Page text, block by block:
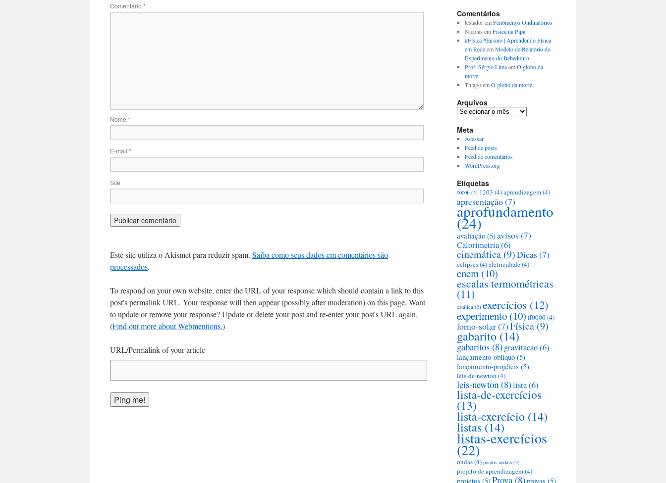
Comentário *
Nome *
E-mail *
Site
Este site utiliza o Akismet para reduzir spam. Saiba como seus dados em comentários são
processados.
To respond on your own website, enter the URL of your response which should contain a link to this
post's permalink URL. Your response will then appear (possibly after moderation) on this page. Want
to update or remove your response? Update or delete your post and re-enter your post's URL again.
(Find out more about Webmentions.)
URL/Permalink of your article
Comentários
testadoremFenômenos Ondulatórios
Nicolas emFisica na Pipa
#Física #Ensino | Aprendendo Física
em RedeemModelo de Relatório do
Experimento do Bebedouro
Prof. Sérgio LimaemO globo da
morte
ThiagoemO globo da morte
Arquivos
Arquivos
Meta
Acessar
Feed de posts
Feed de comentários
WordPress.org
Etiquetas
0000ff(3) 1203 (4)aprendizagem(4)
apresentação(7)
aprofundamento
(24)
avaliação (5)avisos (7)
Calorimetria(6)
cinemática (9)Dicas (7)
eclipses(4)eletricidade(4)
enem (10)
escalas termométricas
(11)
estática (3) exercícios (12)
experimento (10) ff0000(4)
forno-solar(7)Física (9)
gabarito(14)
gabaritos (8)gravitacao(6)
lançamento-oblíquo (5)
lançamento-projéteis (5)
leis-de-newton (4)
leis-newton (8)lista(6)
lista-de-exercícios
(13)
lista-exercício (14)
listas (14)
listas-exercícios
(22)
ondas(4) pontos-nodais (3)
projeto de aprendizagem(4)
projetos (5)Prova(8)provas (5)